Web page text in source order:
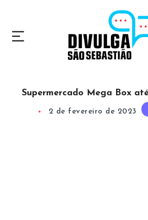
Supermercado Mega Box
2 de fevereiro de 2023